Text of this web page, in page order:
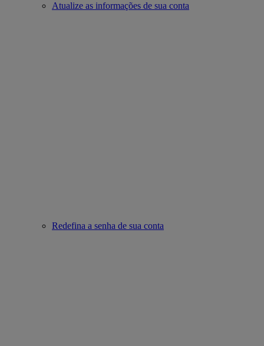
Atualize as informações de sua conta
Redefina a senha de sua conta